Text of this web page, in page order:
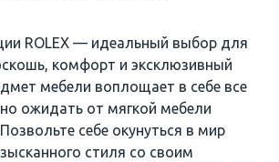
ROLEX — идеальный выбор для
комфорт и эксклюзивный
мебели воплощает в себе все
ожидать от мягкой мебели
себе окунуться в мир
стиля со своим